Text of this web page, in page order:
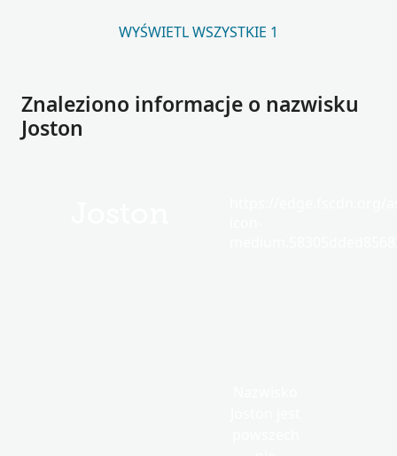
WYŚWIETL WSZYSTKIE 1
Znaleziono informacje o nazwisku
Joston